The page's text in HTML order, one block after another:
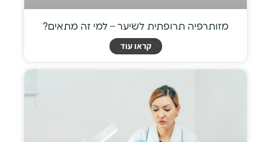
מזותרפיה תרופתית לשיער – למי זה מתאים?
קראו עוד